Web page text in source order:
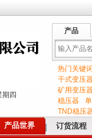
四
产品
输热门关键
干式变压
矿用变压
稳压器
TND稳压
产品世界 订货流程